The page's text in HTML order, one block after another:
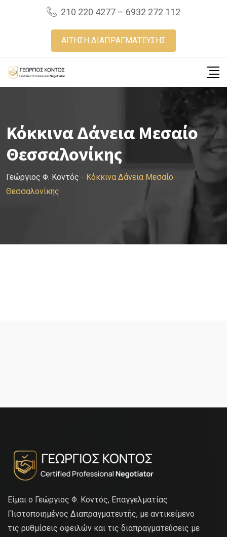
210 220 4277 – 6932 272 112
ΑΙΤΗΣΗ ΔΙΑΠΡΑΓΜΑΤΕΥΣΗΣ
Κόκκινα Δάνεια Μεσαίο
Θεσσαλονίκης
Γεώργιος Φ. Κοντός - Κόκκινα Δάνεια Μεσαίο
Θεσσαλονίκης
Είμαι ο Γεώργιος Φ. Κοντός, Επαγγελματίας
Πιστοποιημένος Διαπραγματευτής, με αντικείμενο
τις ρυθμίσεις οφειλών και τις διαπραγματεύσεις με